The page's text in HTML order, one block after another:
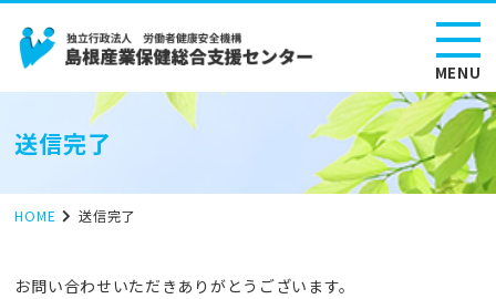
MENU
送信完了
HOME 送信完了
お問い合わせいただきありがとうございます。